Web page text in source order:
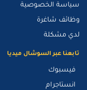
سياسة الخصوصية
وظائف شاغرة
لدي مشكلة
تابعنا عبر السوشال ميديا
فيسبوك
انستاجرام